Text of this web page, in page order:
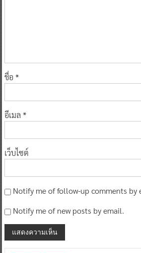
ชื่อ *
อีเมล *
เว็บไซต์
Notify me of follow-up comments by
Notify me of new posts by email.